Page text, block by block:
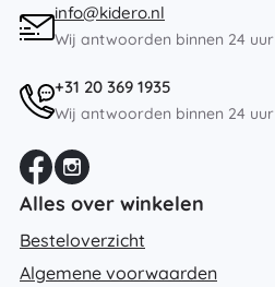
info@kidero.nl
Wij antwoorden binnen 24 uur
+31 20 369 1935
Wij antwoorden binnen 24 uur
Alles over winkelen
Besteloverzicht
Algemene voorwaarden